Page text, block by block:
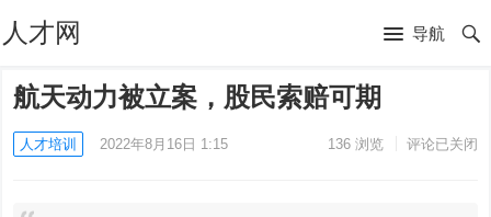
人才网 导航
航天动力被立案，股民索赔可期
人才培训 2022年8月16日 1:15 136浏览 评论已关闭